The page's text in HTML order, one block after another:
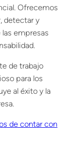
Ofrecemos
detectar y
las empresas
de trabajo
para los
al éxito y la
de contar con